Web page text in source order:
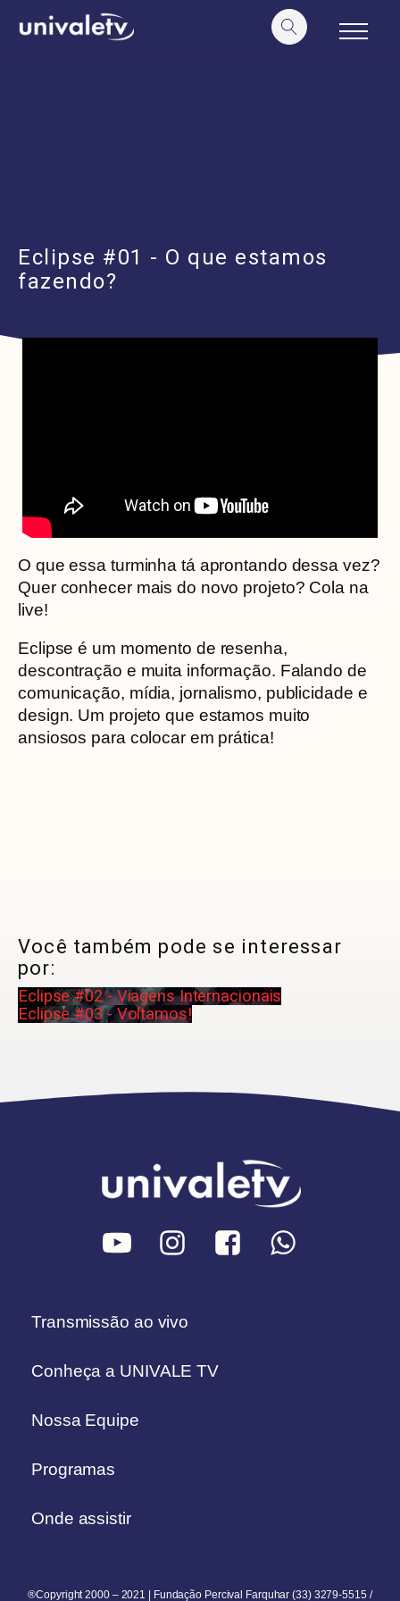
conteúdo
Eclipse #01 - O que estamos
fazendo?
O que essa turminha tá aprontando dessa vez?
Quer conhecer mais do novo projeto? Cola na
live!
Eclipse é um momento de resenha,
descontração e muita informação. Falando de
comunicação, mídia, jornalismo, publicidade e
design. Um projeto que estamos muito
ansiosos para colocar em prática!
Você também pode se interessar
por:
Eclipse #02 - Viagens Internacionais
Eclipse #03 - Voltamos!
Transmissão ao vivo
Conheça a UNIVALE TV
Nossa Equipe
Programas
Onde assistir
®Copyright 2000 – 2021 | Fundação Percival Farquhar (33) 3279-5515 /